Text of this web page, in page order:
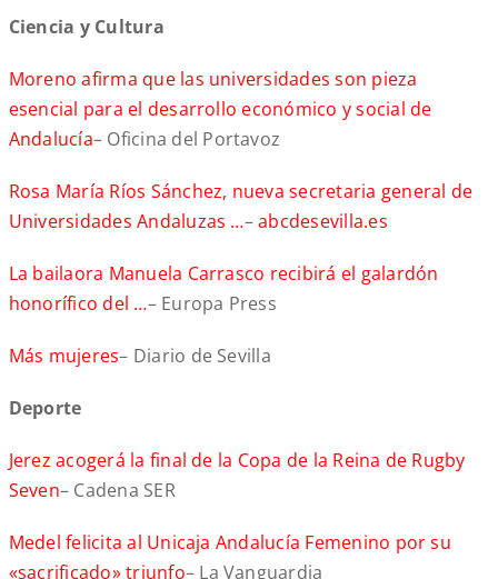
Ciencia y Cultura
Moreno afirma que las universidades son pieza
esencial para el desarrollo económico y social de
Andalucía– Oficina del Portavoz
Rosa María Ríos Sánchez, nueva secretaria general de
Universidades Andaluzas …–abcdesevilla.es
La bailaora Manuela Carrasco recibirá el galardón
honorífico del …– Europa Press
Más mujeres– Diario de Sevilla
Deporte
Jerez acogerá la final de la Copa de la Reina de Rugby
Seven– Cadena SER
Medel felicita al Unicaja Andalucía Femenino por su
«sacrificado» triunfo– La Vanguardia